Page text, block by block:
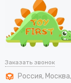
Заказать звонок
Россия, Москва,